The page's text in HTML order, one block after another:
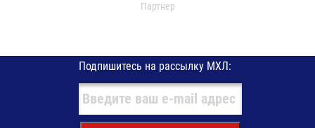
Партнер
Подпишитесь на рассылку МХЛ: